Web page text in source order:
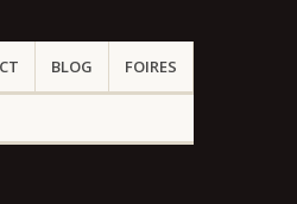
BLOG FOIRES